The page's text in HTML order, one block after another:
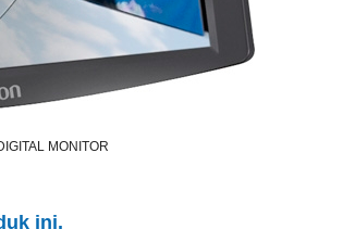
MONITOR
ini.